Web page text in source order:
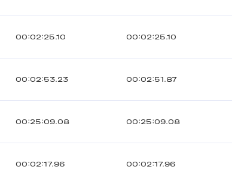
00:02:25.10 00:02:25.10
00:02:53.23 00:02:51.87
00:25:09.08 00:25:09.08
00:02:17.96 00:02:17.96